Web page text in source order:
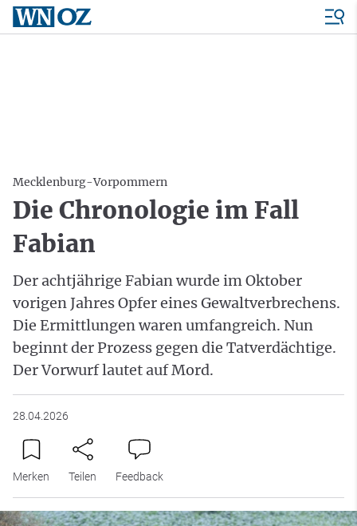
Mecklenburg-Vorpommern
Die Chronologie im Fall
Fabian
Der achtjährige Fabian wurde im Oktober
vorigen Jahres Opfer eines Gewaltverbrechens.
Die Ermittlungen waren umfangreich. Nun
beginnt der Prozess gegen die Tatverdächtige.
Der Vorwurf lautet auf Mord.
28.04.2026
Merken Teilen Feedback